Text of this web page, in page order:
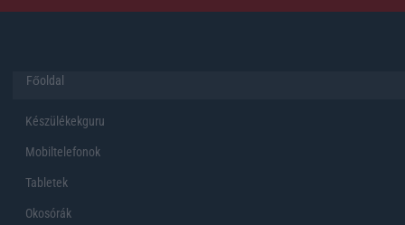
Főoldal
Készülékekguru
Mobiltelefonok
Tabletek
Okosórák